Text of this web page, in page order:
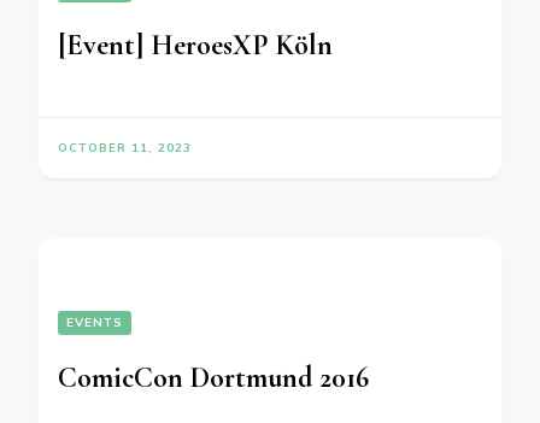
[Event] HeroesXP Köln
OCTOBER 11, 2023
EVENTS
ComicCon Dortmund 2016